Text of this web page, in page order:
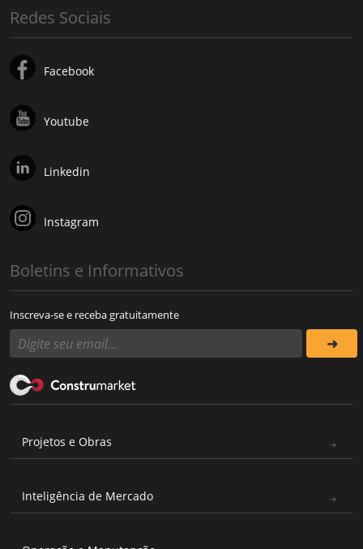
Redes Sociais
Facebook
Youtube
Linkedin
Instagram
Boletins e Informativos
Inscreva-se e receba gratuitamente
Projetos e Obras
Inteligência de Mercado